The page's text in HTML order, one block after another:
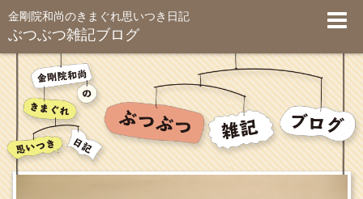
金剛院和尚のきまぐれ思いつき日記
ぶつぶつ雑記ブログ